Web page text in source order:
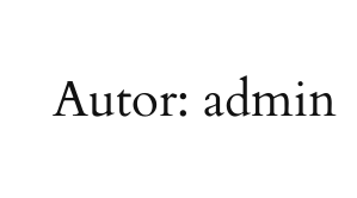
conținutAutor: admin